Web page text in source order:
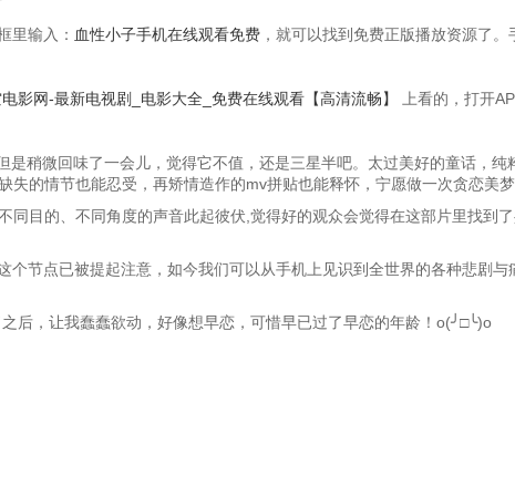
里输入： 血性小子手机在线观看免费 ，就可以找到免费正版播放资源了
影网-最新电视剧_电影大全_免费在线观看【高清流畅】
上看的，打开
是稍微回味了一会儿，觉得它不值，还是三星半吧。太过美好的童话，
的情节也能忍受，再矫情造作的mv拼贴也能释怀，宁愿做一次贪恋美
同目的、不同角度的声音此起彼伏,觉得好的观众会觉得在这部片里找
个节点已被提起注意，如今我们可以从手机上见识到全世界的各种悲剧
后，让我蠢蠢欲动，好像想早恋，可惜早已过了早恋的年龄！o(╯□╰)o